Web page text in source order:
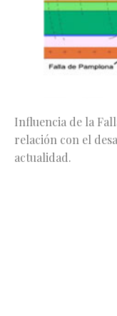
Influencia de la
relación con el
actualidad.